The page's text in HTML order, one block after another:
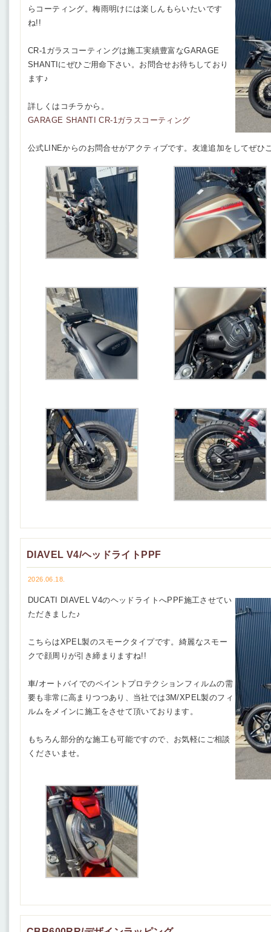
らコーティング。梅雨明けには楽しんもらいたいです
ね!!
CR-1ガラスコーティングは施工実績豊富なGARAGE
SHANTIにぜひご用命下さい。お問合せお待ちしており
ます♪
詳しくはコチラから。
GARAGE SHANTI CR-1ガラスコーティング
公式LINEからのお問合せがアクティブです。友達追加をしてぜひ
DIAVEL V4/ヘッドライトPPF
2026.06.18.
DUCATI DIAVEL V4のヘッドライトへPPF施工させてい
ただきました♪
こちらはXPEL製のスモークタイプです。綺麗なスモー
クで顔周りが引き締まりますね!!
車/オートバイでのペイントプロテクションフィルムの需
要も非常に高まりつつあり、当社では3M/XPEL製のフィ
ルムをメインに施工をさせて頂いております。
もちろん部分的な施工も可能ですので、お気軽にご相談
くださいませ。